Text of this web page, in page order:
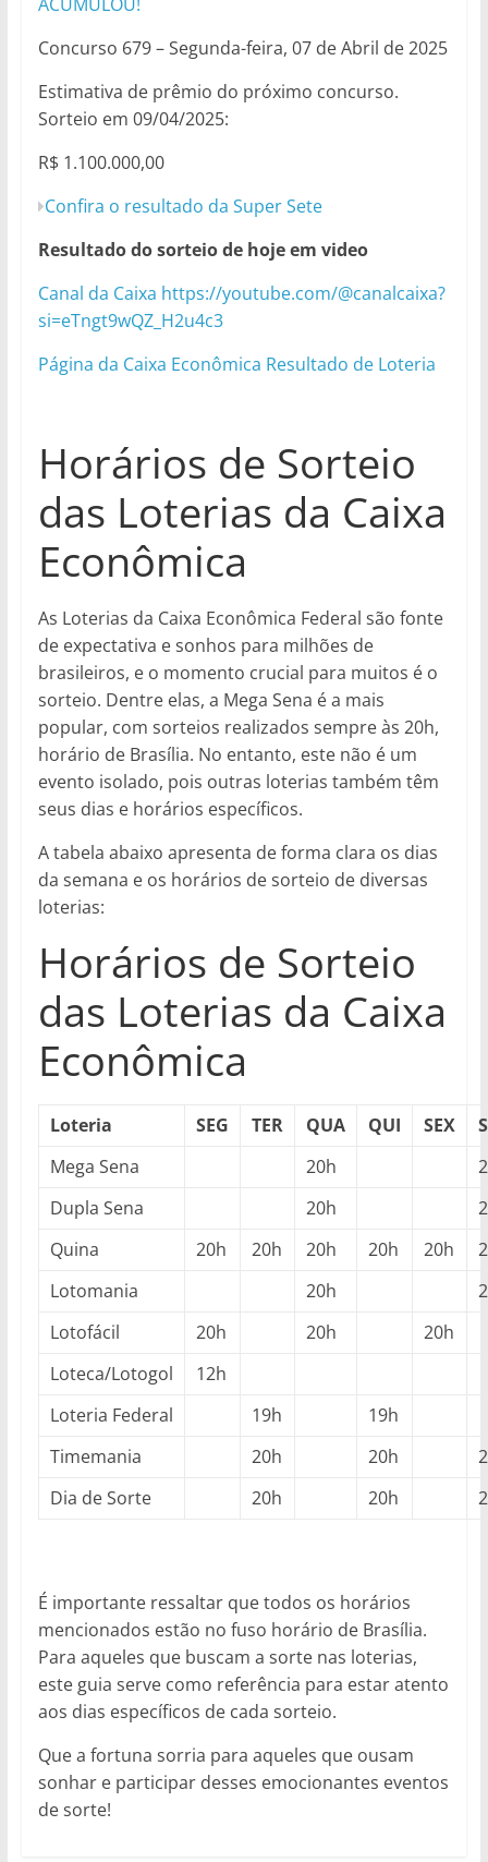
Concurso 679 – Segunda-feira, 07 de Abril de 2025
Estimativa de prêmio do próximo concurso.
Sorteio em 09/04/2025:
R$ 1.100.000,00
Confira o resultado da Super Sete
Resultado do sorteio de hoje em video
Canal da Caixa https://youtube.com/@canalcaixa?
si=eTngt9wQZ_H2u4c3
Página da Caixa Econômica Resultado de Loteria
Horários de Sorteio
das Loterias da Caixa
Econômica
As Loterias da Caixa Econômica Federal são fonte
de expectativa e sonhos para milhões de
brasileiros, e o momento crucial para muitos é o
sorteio. Dentre elas, a Mega Sena é a mais
popular, com sorteios realizados sempre às 20h,
horário de Brasília. No entanto, este não é um
evento isolado, pois outras loterias também têm
seus dias e horários específicos.
A tabela abaixo apresenta de forma clara os dias
da semana e os horários de sorteio de diversas
loterias:
Horários de Sorteio
das Loterias da Caixa
Econômica
Loteria SEG TER QUA QUI SEX
Mega Sena
20h
Dupla Sena
20h
Quina
20h 20h 20h 20h 20h
Lotomania
20h
Lotofácil
20h 20h
20h
Loteca/Lotogol
12h
Loteria Federal
19h
19h
Timemania
20h 20h
Dia de Sorte
20h 20h
É importante ressaltar que todos os horários
mencionados estão no fuso horário de Brasília.
Para aqueles que buscam a sorte nas loterias,
este guia serve como referência para estar atento
aos dias específicos de cada sorteio.
Que a fortuna sorria para aqueles que ousam
sonhar e participar desses emocionantes eventos
de sorte!